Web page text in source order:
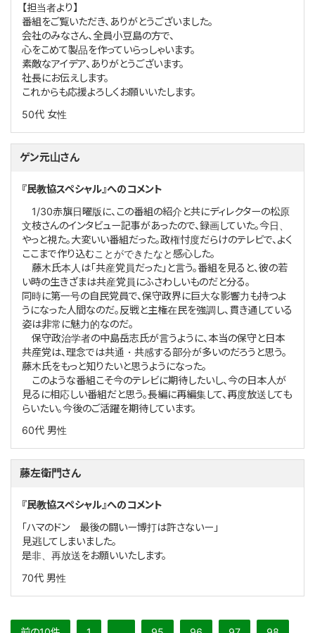
【担当者より】
番組をご覧いただき、ありがとうございました。
会社のみなさん、全員小豆島の方で、
心をこめて製品を作っていらっしゃいます。
素敵なアイデア、ありがとうございます。
社長にお伝えします。
これからも応援よろしくお願いいたします。
50代 女性
ゲン元山さん
『民教協スペシャル』へのコメント
1/30赤旗日曜版に、この番組の紹介と共にディレクターの松原
文枝さんのインタビュー記事があったので、録画していた。今日、
やっと視た。大変いい番組だった。政権忖度だらけのテレビで、よく
ここまで作り込むことができたなと感心した。
藤木氏本人は「共産党員だった」と言う。番組を見ると、彼の若
い時の生きざまは共産党員にふさわしいものだと分る。
同時に第一号の自民党員で、保守政界に巨大な影響力も持つよ
うになった人間なのだ。反戦と主権在民を強調し、貫き通している
姿は非常に魅力的なのだ。
保守政治学者の中島岳志氏が言うように、本当の保守と日本
共産党は、理念では共通・共感する部分が多いのだろうと思う。
藤木氏をもっと知りたいと思うようになった。
このような番組こそ今のテレビに期待したいし、今の日本人が
見るに相応しい番組だと思う。長編に再編集して、再度放送しても
らいたい。今後のご活躍を期待しています。
60代 男性
藤左衛門さん
『民教協スペシャル』へのコメント
「ハマのドン 最後の闘いー博打は許さないー」
見逃してしまいました。
是非、再放送をお願いいたします。
70代 男性